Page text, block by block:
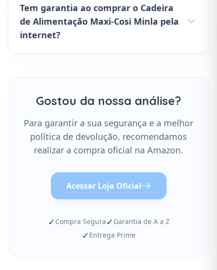
Tem garantia ao comprar o Cadeira
de Alimentação Maxi-Cosi Minla pela
internet?
Gostou da nossa análise?
Para garantir a sua segurança e a melhor
política de devolução, recomendamos
realizar a compra oficial na Amazon.
Acessar Loja Oficial
✓ Compra Segura✓ Garantia de A a Z
✓ Entrega Prime